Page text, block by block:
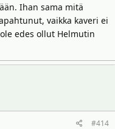
Ihan sama mitä
vaikka kaveri ei
edes ollut Helmutin
#414